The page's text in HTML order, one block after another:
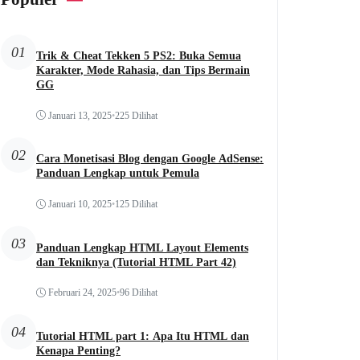
01
Trik & Cheat Tekken 5 PS2: Buka Semua
Karakter, Mode Rahasia, dan Tips Bermain
GG
Januari 13, 2025•225 Dilihat
02
Cara Monetisasi Blog dengan Google AdSense:
Panduan Lengkap untuk Pemula
Januari 10, 2025•125 Dilihat
03
Panduan Lengkap HTML Layout Elements
dan Tekniknya (Tutorial HTML Part 42)
Februari 24, 2025•96 Dilihat
04
Tutorial HTML part 1: Apa Itu HTML dan
Kenapa Penting?